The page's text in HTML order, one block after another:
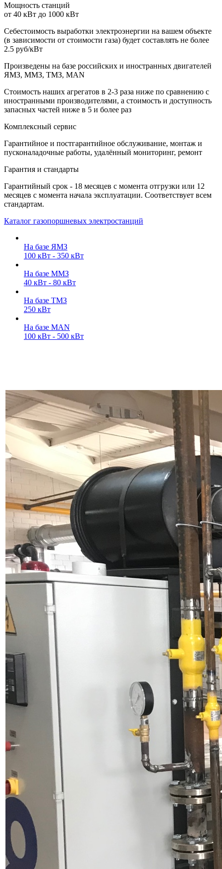
Мощность станций
от 40 кВт до 1000 кВт
Себестоимость выработки электроэнергии на вашем объекте
(в зависимости от стоимости газа) будет составлять не более
2.5 руб/кВт
Произведены на базе российских и иностранных двигателей
ЯМЗ, ММЗ, ТМЗ, MAN
Стоимость наших агрегатов в 2-3 раза ниже по сравнению с
иностранными производителями, а стоимость и доступность
запасных частей ниже в 5 и более раз
Комплексный сервис
Гарантийное и постгарантийное обслуживание, монтаж и
пусконаладочные работы, удалённый мониторинг, ремонт
Гарантия и стандарты
Гарантийный срок - 18 месяцев с момента отгрузки или 12
месяцев с момента начала эксплуатации. Соответствует всем
стандартам.
Каталог газопоршневых электростанций
На базе ЯМЗ
100 кВт - 350 кВт
На базе ММЗ
40 кВт - 80 кВт
На базе ТМЗ
250 кВт
На базе MAN
100 кВт - 500 кВт